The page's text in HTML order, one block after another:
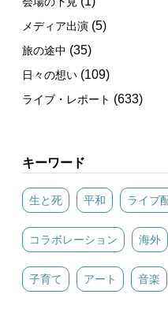
メディア出演 (5)
旅の途中 (35)
日々の想い (109)
ライブ・レポート (633)
キーワード
生と死 平和 ライブ
コラボレーション 海外
子育て アート 音楽